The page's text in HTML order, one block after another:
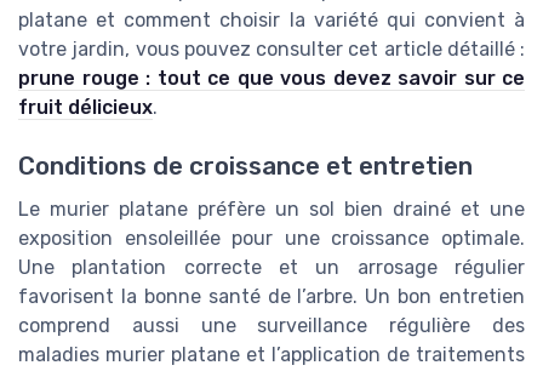
platane et comment choisir la variété qui convient à
votre jardin, vous pouvez consulter cet article détaillé :
prune rouge : tout ce que vous devez savoir sur ce
fruit délicieux.
Conditions de croissance et entretien
Le murier platane préfère un sol bien drainé et une
exposition ensoleillée pour une croissance optimale.
Une plantation correcte et un arrosage régulier
favorisent la bonne santé de l’arbre. Un bon entretien
comprend aussi une surveillance régulière des
maladies murier platane et l’application de traitements